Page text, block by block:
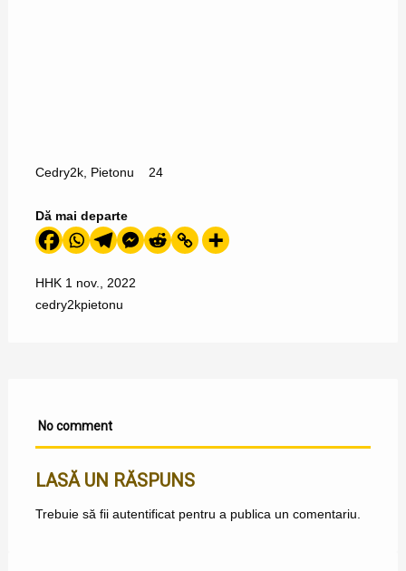
Cedry2k, Pietonu 24
Dă mai departe
HHK 1 nov., 2022
cedry2kpietonu
No comment
LASĂ UN RĂSPUNS
Trebuie să fii autentificatpentru a publica un comentariu.